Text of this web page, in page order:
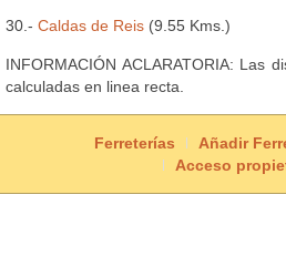
30.- Caldas de Reis (9.55 Kms.)
INFORMACIÓN ACLARATORIA: Las
calculadas en linea recta.
Ferreterías
Añadir
Acceso